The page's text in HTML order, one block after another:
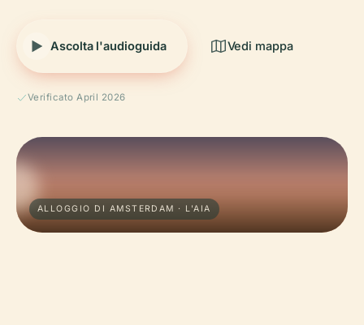
Ascolta l'audioguida Vedi mappa
Verificato April 2026
ALLOGGIO DI AMSTERDAM · L'AIA